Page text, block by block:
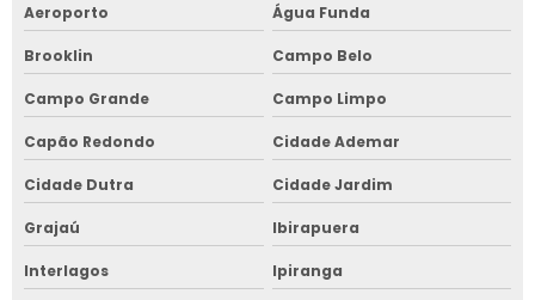
Aeroporto
Água Funda
Brooklin Campo Belo
Campo Grande Campo Limpo
Capão Redondo Cidade Ademar
Cidade Dutra Cidade Jardim
Grajaú Ibirapuera
Interlagos Ipiranga